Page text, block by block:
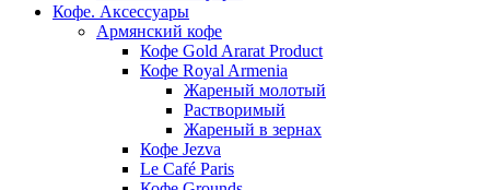
Кофе. Аксессуары
Армянский кофе
Кофе Gold Ararat Product
Кофе Royal Armenia
Жареный молотый
Растворимый
Жареный в зернах
Кофе Jezva
Le Café Paris